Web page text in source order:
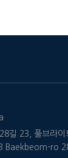
길 23, 풀브라
Baekbeom-ro